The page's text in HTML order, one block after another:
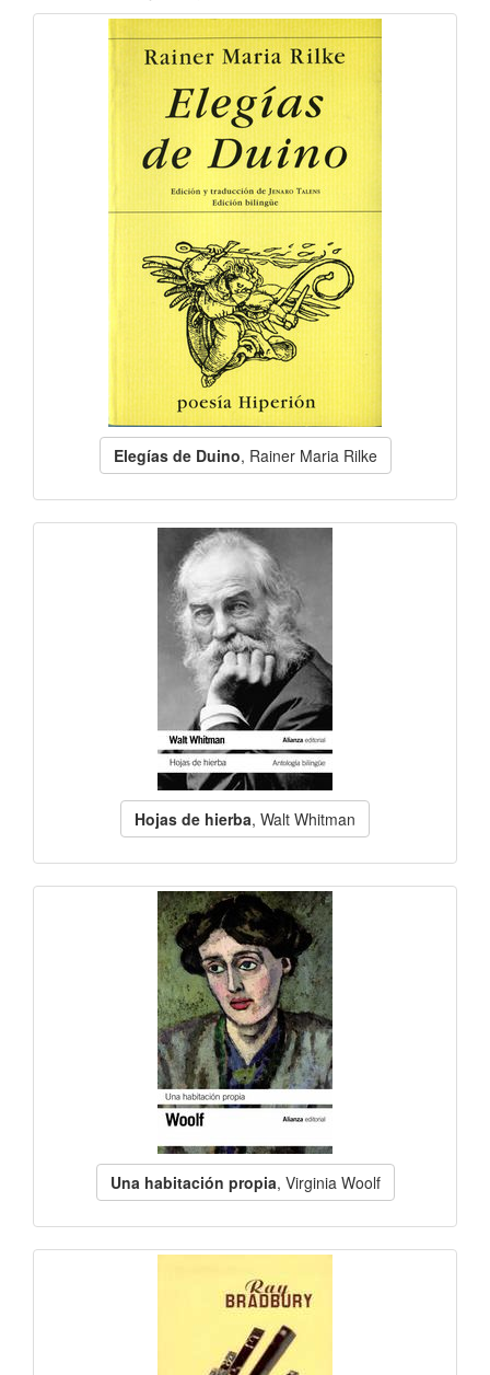
Elegías de Duino, Rainer Maria Rilke
Hojas de hierba, Walt Whitman
Una habitación propia, Virginia Woolf